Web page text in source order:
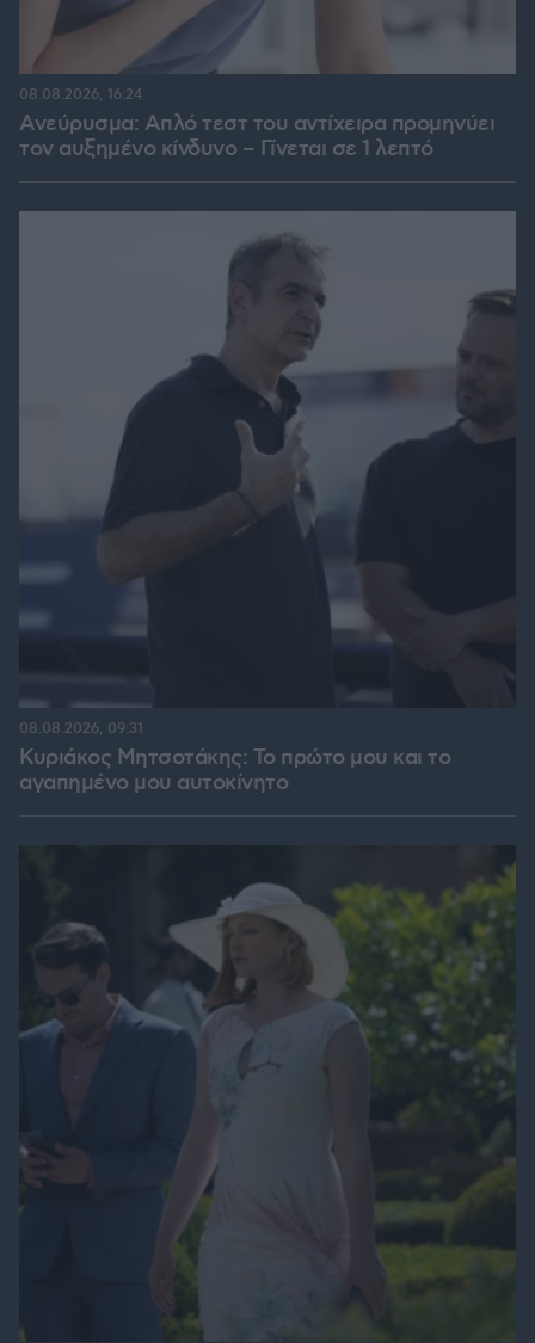
Ανεύρυσμα: Απλό τεστ του αντίχειρα προμηνύει
τον αυξημένο κίνδυνο – Γίνεται σε 1 λεπτό
08.08.2026, 16:24
Κυριάκος Μητσοτάκης: Το πρώτο μου και το
αγαπημένο μου αυτοκίνητο
08.08.2026, 09:31